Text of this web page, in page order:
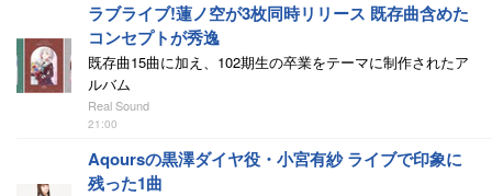
ラブライブ!蓮ノ空が3枚同時リリース 既存曲含めた
コンセプトが秀逸
既存曲15曲に加え、102期生の卒業をテーマに制作されたア
ルバム
Real Sound
21:00
Aqoursの黒澤ダイヤ役・小宮有紗 ライブで印象に
残った1曲